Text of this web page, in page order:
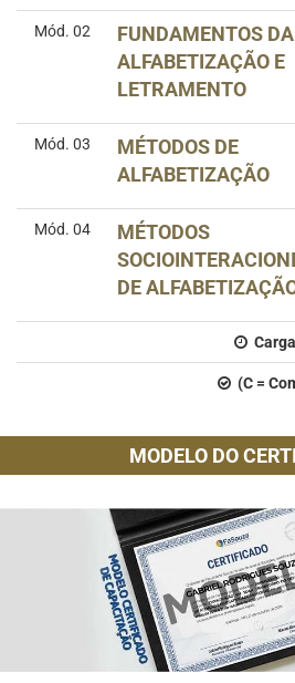
Mód. 02
FUNDAMENTOS DA
ALFABETIZAÇÃO E
LETRAMENTO
Mód. 03
MÉTODOS DE
ALFABETIZAÇÃO
Mód. 04
MÉTODOS
DE
(C =
MODELO DO